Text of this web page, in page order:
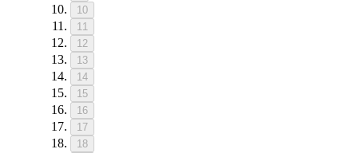
10
11
12
13
14
15
16
17
18